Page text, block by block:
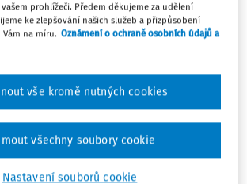
určené pro umístění na plavidlech a
pohonech,".
nový § 1a, který zní:
§ 3 odst. 2 písm. a) a b), § 4 odst. 2 a
nádob podle § 9a může zajistit
prohlížeči. Předem děkujeme za udělení
ke zlepšování našich služeb a přizpůsobení
na míru. Oznámení o ochraně osobních údajů a
Nastavení souborů cookie
vše kromě nutných cookies
všechny soubory cookie